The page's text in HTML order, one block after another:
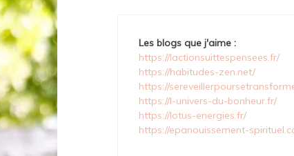
Les blogs que j'aime :
https://lactionsuittespensees.fr/
https://habitudes-zen.net/
https://
https://l-univers-du-bonheur.fr/
https://lotus-energies.fr/
https://epanouissement-